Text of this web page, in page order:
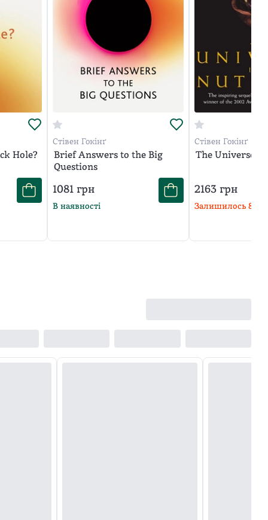
Hole?
Стівен Гокінґ
Brief Answers to the Big
Questions
1081 грн
В наявності
Стівен Гокінґ
The Universe
2163грн
Залишилось 8